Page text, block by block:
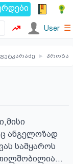
User ☰
▸ პროზა
ანგელოზად
სამყაროს